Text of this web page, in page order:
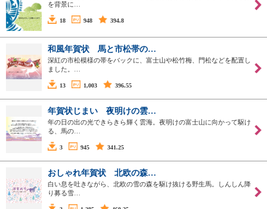
を背景に…
18 948 394.8
和風年賀状 馬と市松帯の…
深紅の市松模様の帯をバックに、富士山や松竹梅、門松などを配置し
ました。…
13 1,003 396.55
年賀状じまい 夜明けの雲…
年の日の出の光できらきら輝く雲海。夜明けの富士山に向かって駆け
る、馬の…
3 945 341.25
おしゃれ年賀状 北欧の森…
白い息を吐きながら、北欧の雪の森を駆け抜ける野生馬。しんしん降
り募る雪…